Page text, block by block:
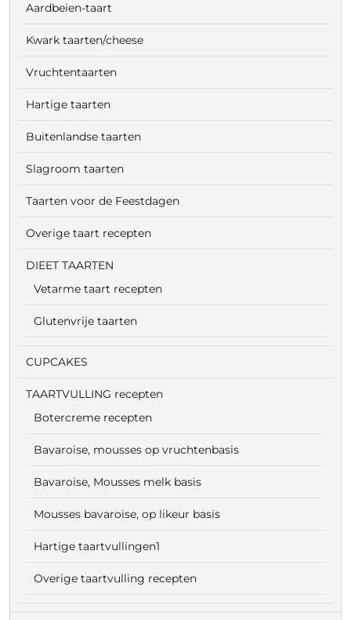
Aardbeien-taart
Kwark taarten/cheese
Vruchtentaarten
Hartige taarten
Buitenlandse taarten
Slagroom taarten
Taarten voor de Feestdagen
Overige taart recepten
DIEET TAARTEN
Vetarme taart recepten
Glutenvrije taarten
CUPCAKES
TAARTVULLING recepten
Botercreme recepten
Bavaroise, mousses op vruchtenbasis
Bavaroise, Mousses melk basis
Mousses bavaroise, op likeur basis
Hartige taartvullingen1
Overige taartvulling recepten